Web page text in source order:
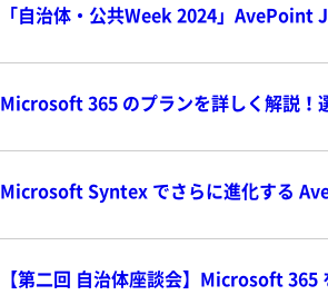
「自治体・公共Week 2024」AvePoint
Microsoft 365 のプランを詳しく解説！
Microsoft Syntex でさらに進化する
【第二回 自治体座談会】Microsoft